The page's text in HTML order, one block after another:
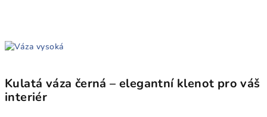
Kulatá váza černá – elegantní klenot pro váš
interiér